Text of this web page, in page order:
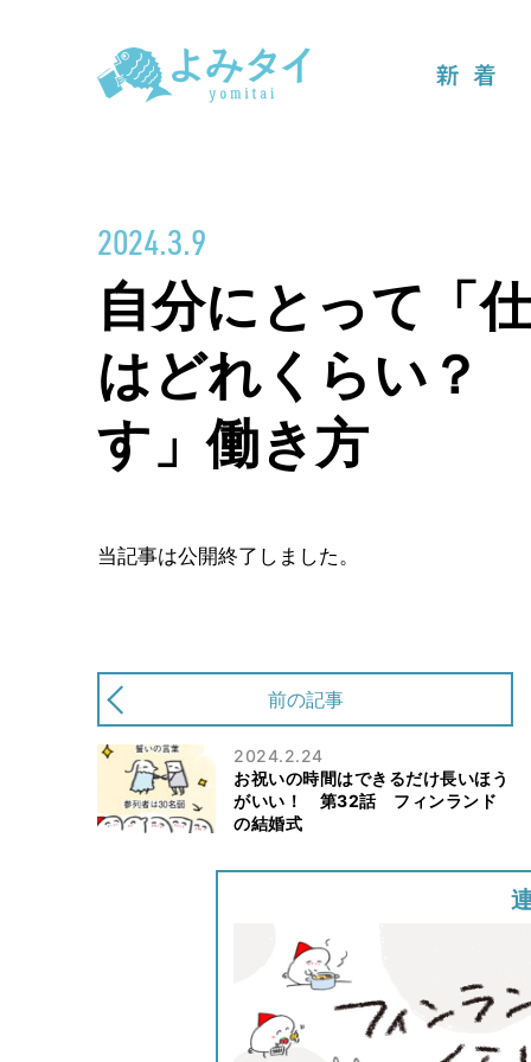
2024.3.9
自分にとって「
はどれくらい
す」働き方
当記事は公開終了しました。
前の記事
2024.2.24
お祝いの時間はできるだけ長いほう
がいい！ 第32話 フィンランド
の結婚式